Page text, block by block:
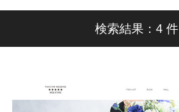
検索結果：4 件